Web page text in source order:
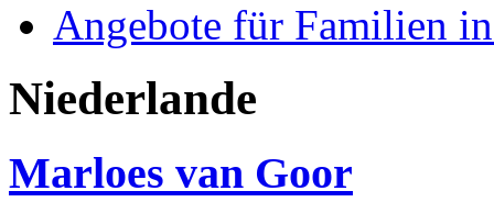
Angebote für Familien
Niederlande
Marloes van Goor